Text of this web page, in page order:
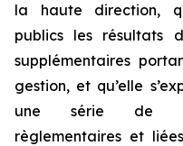
la haute direction,
publics les résultats
supplémentaires
gestion, et qu’elle
une série de
règlementaires et